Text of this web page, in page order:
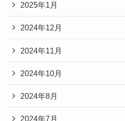
2025年1月
2024年12月
2024年11月
2024年10月
2024年8月
2024年7月